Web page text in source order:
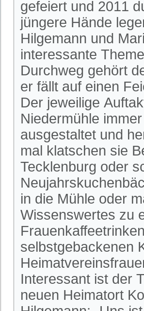
gefeiert und 2011
jüngere Hände
Hilgemann und
interessante
Durchweg gehört
er fällt auf einen
Der jeweilige
Niedermühle
ausgestaltet und
mal klatschen sie
Tecklenburg oder
in die Mühle oder
Wissenswertes zu
selbstgebackenen
Interessant ist der
neuen Heimatort